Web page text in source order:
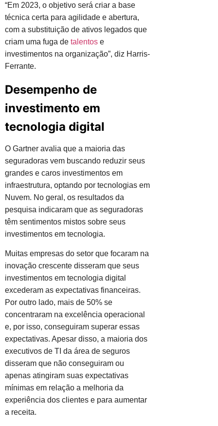
“Em 2023, o objetivo será criar a base
técnica certa para agilidade e abertura,
com a substituição de ativos legados que
criam uma fuga de talentos e
investimentos na organização”, diz Harris-
Ferrante.
Desempenho de
investimento em
tecnologia digital
O Gartner avalia que a maioria das
seguradoras vem buscando reduzir seus
grandes e caros investimentos em
infraestrutura, optando por tecnologias em
Nuvem. No geral, os resultados da
pesquisa indicaram que as seguradoras
têm sentimentos mistos sobre seus
investimentos em tecnologia.
Muitas empresas do setor que focaram na
inovação crescente disseram que seus
investimentos em tecnologia digital
excederam as expectativas financeiras.
Por outro lado, mais de 50% se
concentraram na excelência operacional
e, por isso, conseguiram superar essas
expectativas. Apesar disso, a maioria dos
executivos de TI da área de seguros
disseram que não conseguiram ou
apenas atingiram suas expectativas
mínimas em relação a melhoria da
experiência dos clientes e para aumentar
a receita.